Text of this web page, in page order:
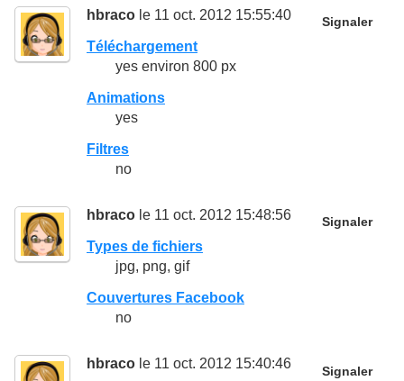
hbraco le 11 oct. 2012 15:55:40 Signaler
Téléchargement
yes environ 800 px
Animations
yes
Filtres
no
hbraco le 11 oct. 2012 15:48:56 Signaler
Types de fichiers
jpg, png, gif
Couvertures Facebook
no
hbraco le 11 oct. 2012 15:40:46 Signaler